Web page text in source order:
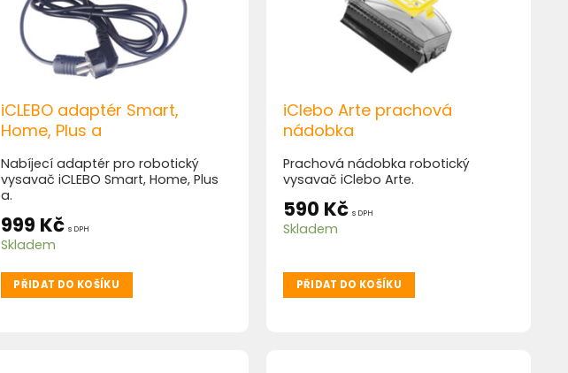
iCLEBO adaptér Smart,
Home, Plus a
Nabíjecí adaptér pro robotický
vysavač iCLEBO Smart, Home, Plus
a.
999 Kč s DPH
Skladem
PŘIDAT DO KOŠÍKU
iClebo Arte prachová
nádobka
Prachová nádobka robotický
vysavač iClebo Arte.
590 Kč s DPH
Skladem
PŘIDAT DO KOŠÍKU